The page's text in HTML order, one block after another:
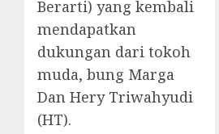
Berarti) yang kembali
mendapatkan
dukungan dari tokoh
muda, bung Marga
Dan Hery Triwahyudi
(HT).